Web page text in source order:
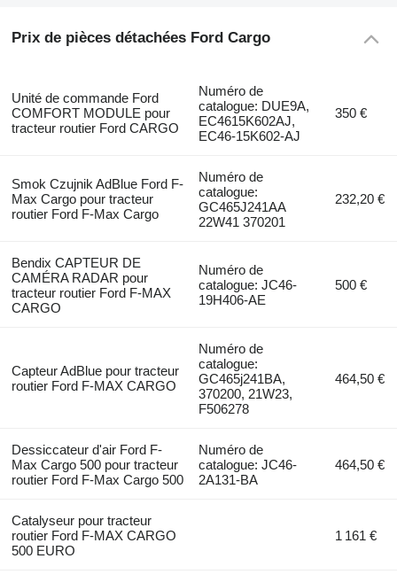
Prix de pièces détachées Ford Cargo
Unité de commande Ford
COMFORT MODULE pour
tracteur routier Ford CARGO
Numéro de
catalogue: DUE9A,
EC4615K602AJ,
EC46-15K602-AJ
350 €
Smok Czujnik AdBlue Ford F-
Max Cargo pour tracteur
routier Ford F-Max Cargo
Numéro de
catalogue:
GC465J241AA
22W41 370201
232,20 €
Bendix CAPTEUR DE
CAMÉRA RADAR pour
tracteur routier Ford F-MAX
CARGO
Numéro de
catalogue: JC46-
19H406-AE
500 €
Capteur AdBlue pour tracteur
routier Ford F-MAX CARGO
Numéro de
catalogue:
GC465j241BA,
370200, 21W23,
F506278
464,50 €
Dessiccateur d'air Ford F-
Max Cargo 500 pour tracteur
routier Ford F-Max Cargo 500
Numéro de
catalogue: JC46-
2A131-BA
464,50 €
Catalyseur pour tracteur
routier Ford F-MAX CARGO
500 EURO
1 161 €